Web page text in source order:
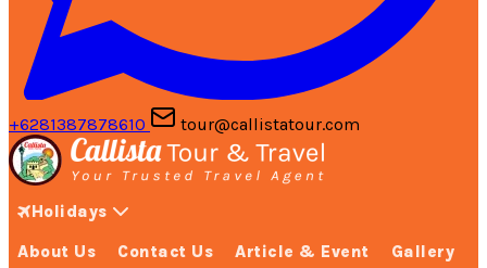
+6281387878610 tour@callistatour.com
Holidays
About Us Contact Us Article & Event Gallery